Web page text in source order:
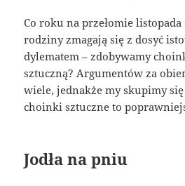
Co roku na przełomie
rodziny zmagają się z dosyć
dylematem – zdobywamy
sztuczną? Argumentów za
wiele, jednakże my skupimy
choinki sztuczne to
Jodła na pniu